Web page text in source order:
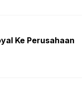
Ke Perusahaan